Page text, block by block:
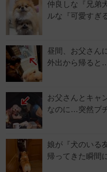
仲良しな『兄弟
ルな『可愛すぎ
昼間、お父さん
外出から帰る
お父さんとキャ
なのに…突然ブ
娘が『犬のいる
帰ってきた瞬